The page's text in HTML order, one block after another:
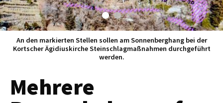
An den markierten Stellen sollen am Sonnenberghang bei der
Kortscher Ägidiuskirche Steinschlagmaßnahmen durchgeführt
werden.
Mehrere